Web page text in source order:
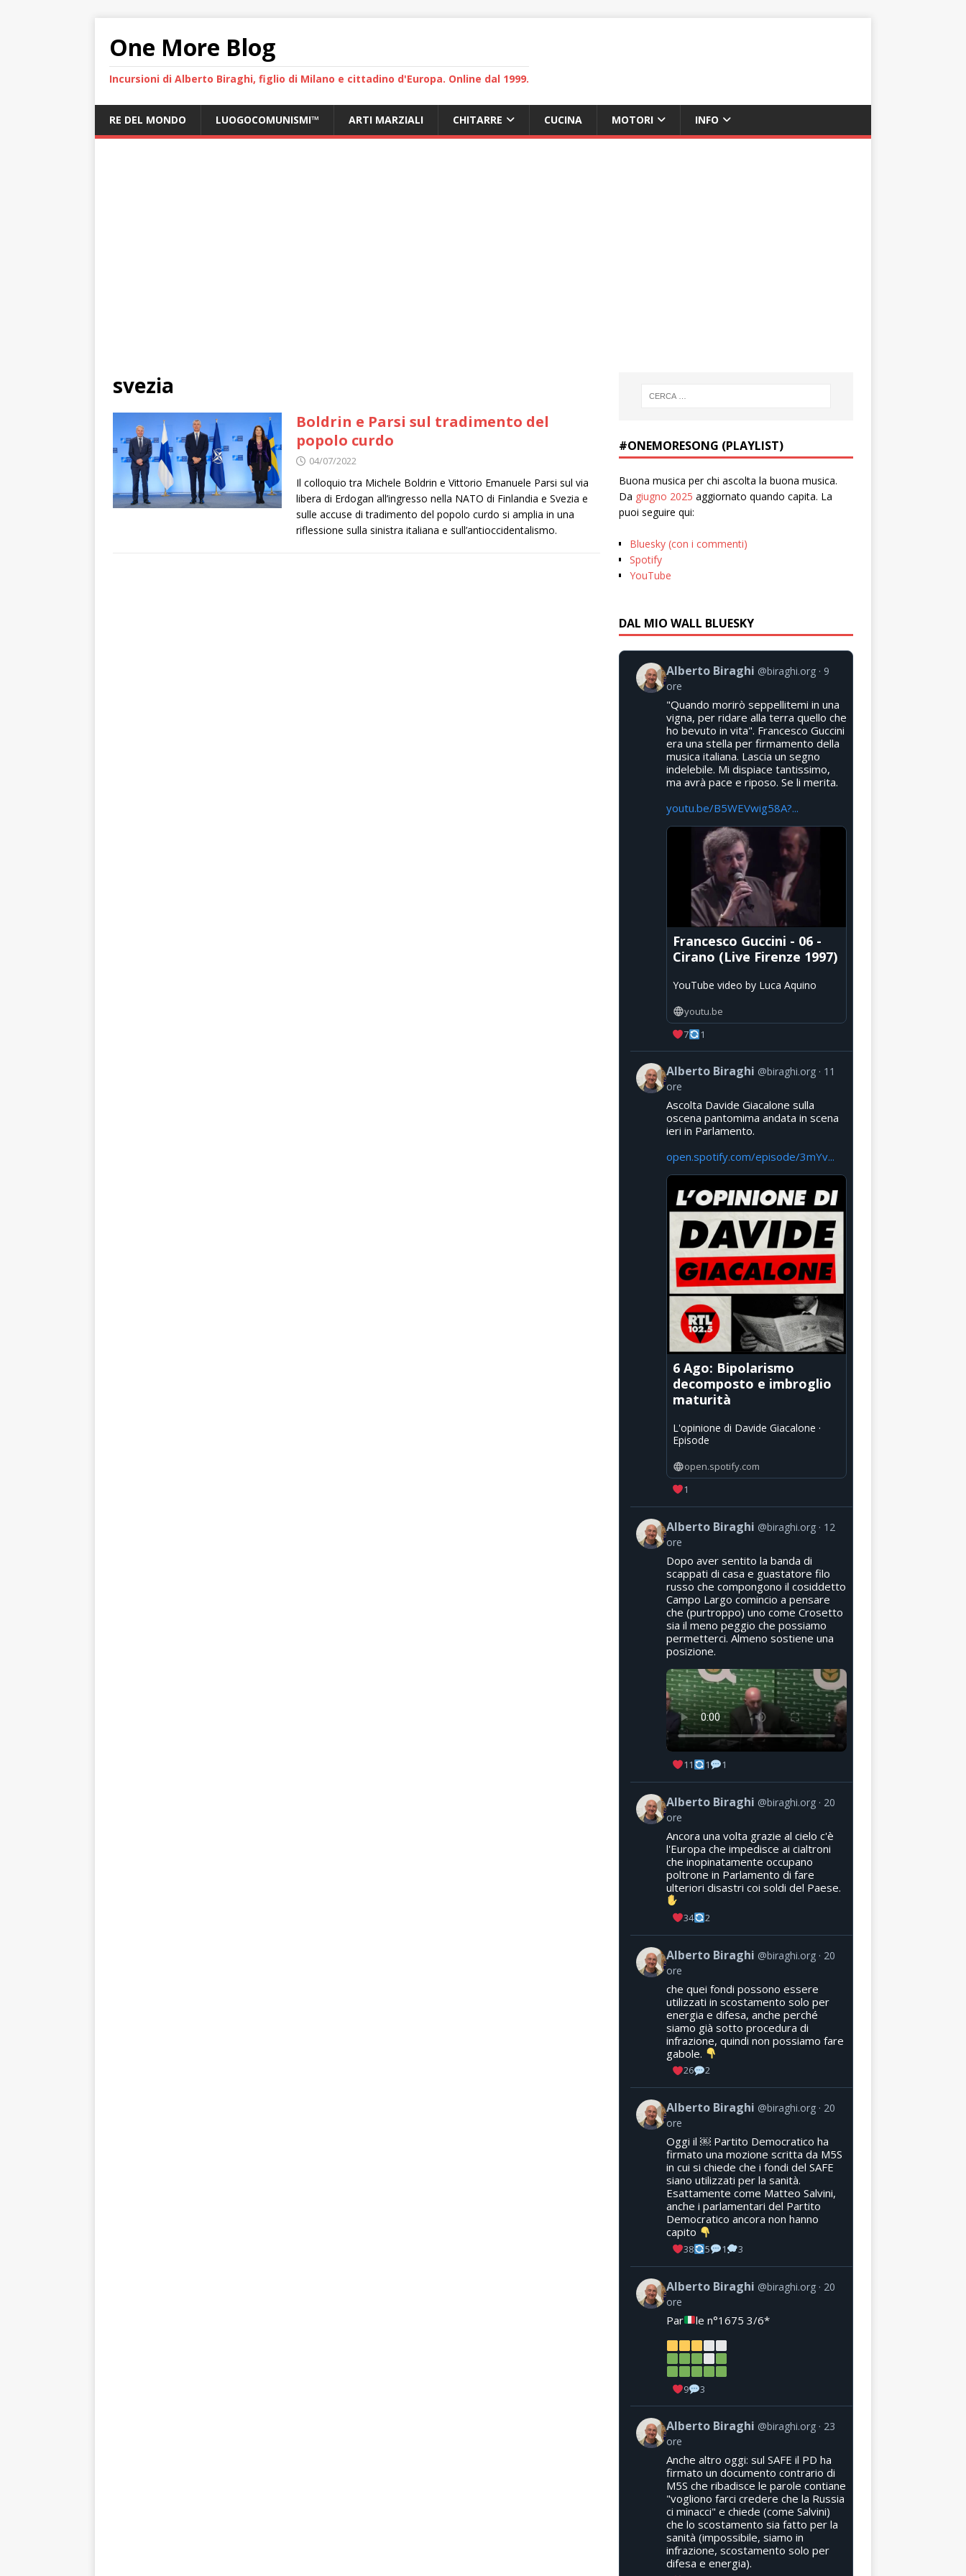
One More Blog
Incursioni di Alberto Biraghi, figlio di Milano e cittadino d'Europa. Online dal 1999.
RE DEL MONDO LUOGOCOMUNISMI™ ARTI MARZIALI CHITARRE CUCINA MOTORI INFO
svezia
Boldrin e Parsi sul tradimento del
popolo curdo
04/07/2022
Il colloquio tra Michele Boldrin e Vittorio Emanuele Parsi sul via
libera di Erdogan all’ingresso nella NATO di Finlandia e Svezia e
sulle accuse di tradimento del popolo curdo si amplia in una
riflessione sulla sinistra italiana e sull’antioccidentalismo.
#ONEMORESONG (PLAYLIST)
Buona musica per chi ascolta la buona musica.
Da giugno 2025 aggiornato quando capita. La
puoi seguire qui:
Bluesky (con i commenti)
Spotify
YouTube
DAL MIO WALL BLUESKY
Alberto Biraghi @biraghi.org
9
ore
"Quando morirò seppellitemi in una
vigna, per ridare alla terra quello che
ho bevuto in vita". Francesco Guccini
era una stella per firmamento della
musica italiana. Lascia un segno
indelebile. Mi dispiace tantissimo,
ma avrà pace e riposo. Se li merita.
youtu.be/B5WEVwig58A?...
Francesco Guccini - 06 -
Cirano (Live Firenze 1997)
YouTube video by Luca Aquino
youtu.be
7
1
Alberto Biraghi @biraghi.org
11
ore
Ascolta Davide Giacalone sulla
oscena pantomima andata in scena
ieri in Parlamento.
open.spotify.com/episode/3mYv...
6 Ago: Bipolarismo
decomposto e imbroglio
maturità
L'opinione di Davide Giacalone ·
Episode
open.spotify.com
1
Alberto Biraghi @biraghi.org
12
ore
Dopo aver sentito la banda di
scappati di casa e guastatore filo
russo che compongono il cosiddetto
Campo Largo comincio a pensare
che (purtroppo) uno come Crosetto
sia il meno peggio che possiamo
permetterci. Almeno sostiene una
posizione.
11 1 1
Alberto Biraghi @biraghi.org
20
ore
Ancora una volta grazie al cielo c'è
l'Europa che impedisce ai cialtroni
che inopinatamente occupano
poltrone in Parlamento di fare
ulteriori disastri coi soldi del Paese.
34 2
Alberto Biraghi @biraghi.org
20
ore
che quei fondi possono essere
utilizzati in scostamento solo per
energia e difesa, anche perché
siamo già sotto procedura di
infrazione, quindi non possiamo fare
gabole.
26 2
Alberto Biraghi @biraghi.org
20
ore
Oggi il ￼ Partito Democratico ha
firmato una mozione scritta da M5S
in cui si chiede che i fondi del SAFE
siano utilizzati per la sanità.
Esattamente come Matteo Salvini,
anche i parlamentari del Partito
Democratico ancora non hanno
capito
38 5 1 3
Alberto Biraghi @biraghi.org
20
ore
Par le n°1675 3/6*
9 3
Alberto Biraghi @biraghi.org
23
ore
Anche altro oggi: sul SAFE il PD ha
firmato un documento contrario di
M5S che ribadisce le parole contiane
"vogliono farci credere che la Russia
ci minacci" e chiede (come Salvini)
che lo scostamento sia fatto per la
sanità (impossibile, siamo in
infrazione, scostamento solo per
difesa e energia).